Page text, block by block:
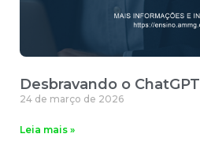
Desbravando o ChatGPT
24 de março de 2026
Leia mais »